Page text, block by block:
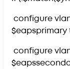
configure
configure